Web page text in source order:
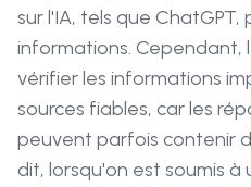
sur l'IA, tels que
informations. Cependant,
vérifier les informations
sources fiables, car les
peuvent parfois contenir
dit, lorsqu'on est soumis